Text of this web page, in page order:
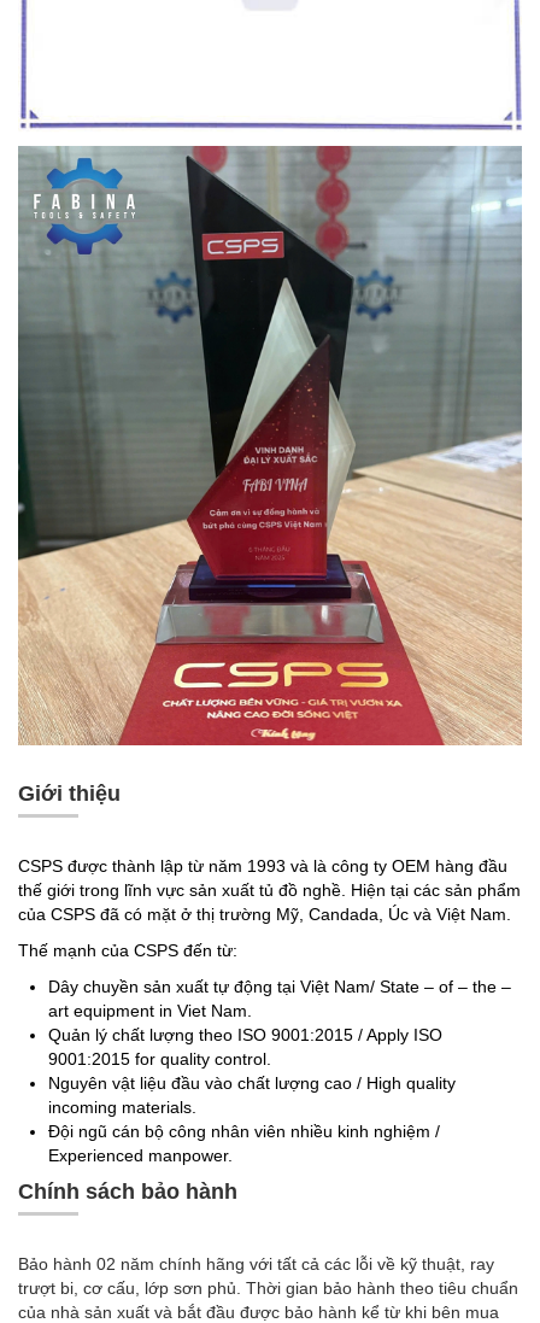
Giới thiệu
CSPS được thành lập từ năm 1993 và là công ty OEM hàng đầu
thế giới trong lĩnh vực sản xuất tủ đồ nghề. Hiện tại các sản phẩm
của CSPS đã có mặt ở thị trường Mỹ, Candada, Úc và Việt Nam.
Thế mạnh của CSPS đến từ:
Dây chuyền sản xuất tự động tại Việt Nam/ State – of – the –
art equipment in Viet Nam.
Quản lý chất lượng theo ISO 9001:2015 / Apply ISO
9001:2015 for quality control.
Nguyên vật liệu đầu vào chất lượng cao / High quality
incoming materials.
Đội ngũ cán bộ công nhân viên nhiều kinh nghiệm /
Experienced manpower.
Chính sách bảo hành
Bảo hành 02 năm chính hãng với tất cả các lỗi về kỹ thuật, ray
trượt bi, cơ cấu, lớp sơn phủ. Thời gian bảo hành theo tiêu chuẩn
của nhà sản xuất và bắt đầu được bảo hành kể từ khi bên mua